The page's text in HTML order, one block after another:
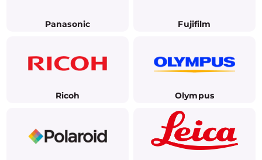
Panasonic Fujifilm
Ricoh Olympus